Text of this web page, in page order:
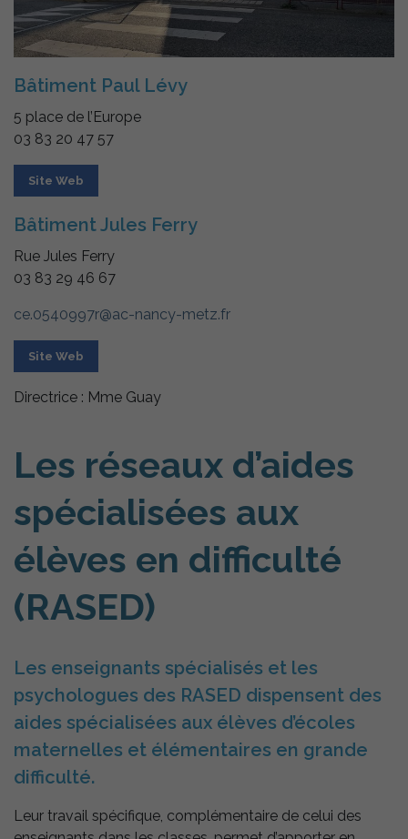
Bâtiment Paul Lévy
5 place de l’Europe
03 83 20 47 57
Site Web
Bâtiment Jules Ferry
Rue Jules Ferry
03 83 29 46 67
ce.0540997r@ac-nancy-metz.fr
Site Web
Directrice : Mme Guay
Les réseaux d’aides
spécialisées aux
élèves en difficulté
(RASED)
Les enseignants spécialisés et les
psychologues des RASED dispensent des
aides spécialisées aux élèves d’écoles
maternelles et élémentaires en grande
difficulté.
Leur travail spécifique, complémentaire de celui des